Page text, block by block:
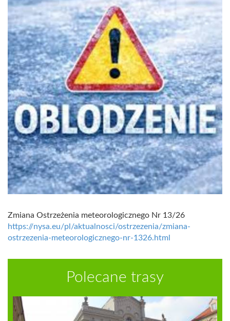
Zmiana Ostrzeżenia meteorologicznego Nr 13/26
https://nysa.eu/pl/aktualnosci/ostrzezenia/zmiana-
ostrzezenia-meteorologicznego-nr-1326.html
Polecane trasy